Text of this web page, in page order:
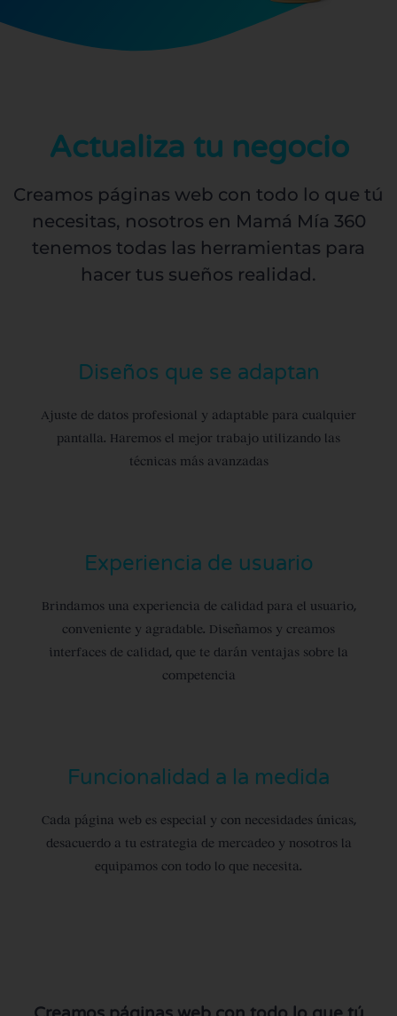
Actualiza tu negocio
Creamos páginas web con todo lo que tú
necesitas, nosotros en Mamá Mía 360
tenemos todas las herramientas para
hacer tus sueños realidad.
Diseños que se adaptan
Ajuste de datos profesional y adaptable para cualquier
pantalla. Haremos el mejor trabajo utilizando las
técnicas más avanzadas
Experiencia de usuario
Brindamos una experiencia de calidad para el usuario,
conveniente y agradable. Diseñamos y creamos
interfaces de calidad, que te darán ventajas sobre la
competencia
Funcionalidad a la medida
Cada página web es especial y con necesidades únicas,
desacuerdo a tu estrategia de mercadeo y nosotros la
equipamos con todo lo que necesita.